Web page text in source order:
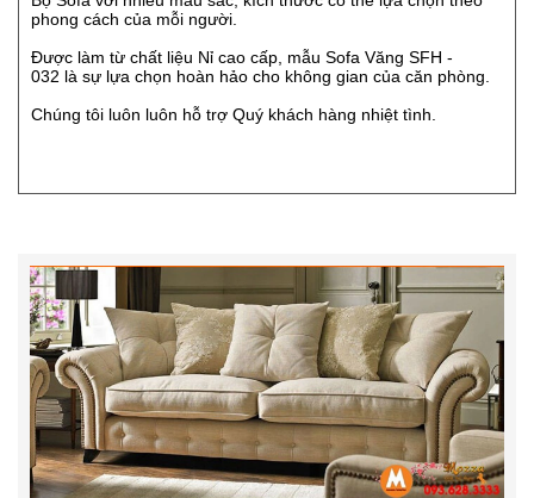
phong cách của mỗi người.
Được làm từ chất liệu Nỉ cao cấp, mẫu Sofa Văng SFH -
032 là sự lựa chọn hoàn hảo cho không gian của căn phòng.
Chúng tôi luôn luôn hỗ trợ Quý khách hàng nhiệt tình.